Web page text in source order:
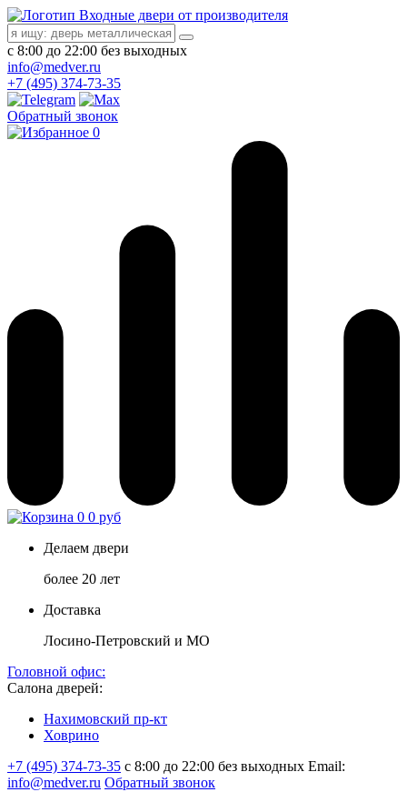
Входные двери от производителя
с 8:00 до 22:00 без выходных
info@medver.ru
+7 (495) 374-73-35
Обратный звонок
0
0 0 руб
Делаем двери
более 20 лет
Доставка
Лосино-Петровский и МО
Головной офис:
Салона дверей:
Нахимовский пр-кт
Ховрино
+7 (495) 374-73-35 с 8:00 до 22:00 без выходных Email:
info@medver.ru Обратный звонок